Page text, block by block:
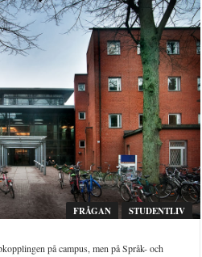
FRÅGAN STUDENTLIV
på campus, men på Språk- och